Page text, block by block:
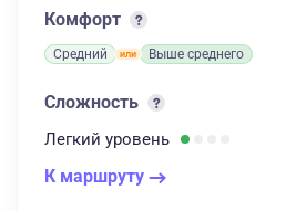
Комфорт
Средний Выше среднего
Сложность
Легкий уровень
К маршруту